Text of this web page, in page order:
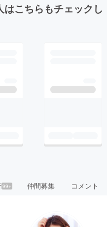
こちらもチェックし
99+ 仲間募集 コメント